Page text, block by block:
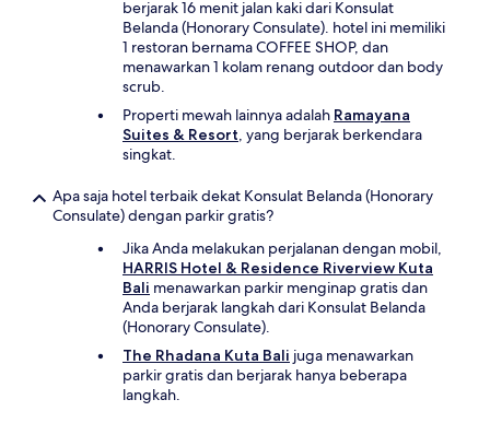
berjarak 16 menit jalan kaki dari Konsulat
Belanda (Honorary Consulate). hotel ini memiliki
1 restoran bernama COFFEE SHOP, dan
menawarkan 1 kolam renang outdoor dan body
scrub.
Properti mewah lainnya adalah Ramayana
Suites & Resort, yang berjarak berkendara
singkat.
Apa saja hotel terbaik dekat Konsulat Belanda (Honorary
Consulate) dengan parkir gratis?
Jika Anda melakukan perjalanan dengan mobil,
HARRIS Hotel & Residence Riverview Kuta
Bali menawarkan parkir menginap gratis dan
Anda berjarak langkah dari Konsulat Belanda
(Honorary Consulate).
The Rhadana Kuta Bali juga menawarkan
parkir gratis dan berjarak hanya beberapa
langkah.